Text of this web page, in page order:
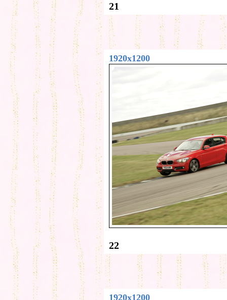
21
1920x1200
22
1920x1200